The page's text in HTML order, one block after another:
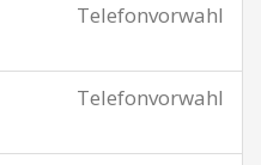
Telefonvorwahl
Telefonvorwahl